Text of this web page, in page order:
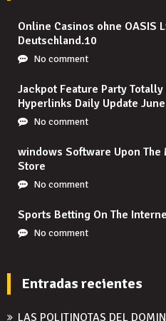
Online Casinos ohne OASIS
Deutschland.10
No comment
Jackpot Feature Party Totally
Hyperlinks Daily Update
No comment
‎windows Software Upon The
Store
No comment
Sports Betting On The
No comment
Entradas recientes
LAS POLITINOTAS DEL